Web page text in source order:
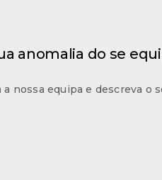
anomalia do se
nossa equipa e descreva o